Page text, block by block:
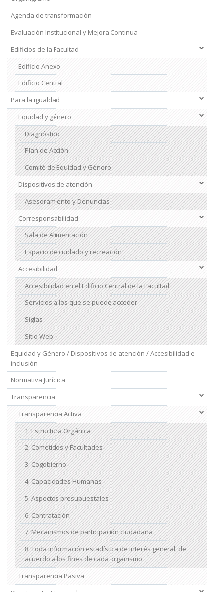
Agenda de transformación
Evaluación Institucional y Mejora Continua
Edificios de la Facultad
Edificio Anexo
Edificio Central
Institucional
Para la igualdad
Equidad y género
Diagnóstico
Plan de Acción
Comité de Equidad y Género
Dispositivos de atención
Asesoramiento y Denuncias
Corresponsabilidad
Sala de Alimentación
Espacio de cuidado y recreación
Accesibilidad
Accesibilidad en el Edificio Central de la Facultad
Servicios a los que se puede acceder
Siglas
Sitio Web
Equidad y Género / Dispositivos de atención / Accesibilidad e
inclusión
Normativa Jurídica
Transparencia
Transparencia Activa
1. Estructura Orgánica
2. Cometidos y Facultades
3. Cogobierno
4. Capacidades Humanas
5. Aspectos presupuestales
6. Contratación
7. Mecanismos de participación ciudadana
8. Toda información estadística de interés general, de
acuerdo a los fines de cada organismo
Transparencia Pasiva